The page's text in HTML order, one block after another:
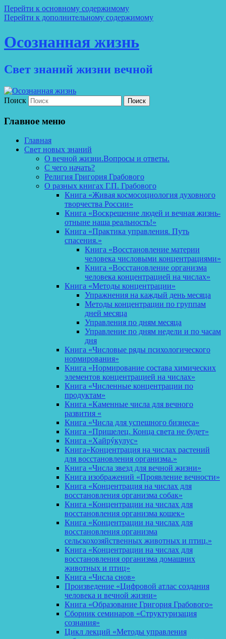
Перейти к основному содержимому
Перейти к дополнительному содержимому
Осознанная жизнь
Свет знаний жизни вечной
Поиск
Главное меню
Главная
Свет новых знаний
О вечной жизни.Вопросы и ответы.
С чего начать?
Религия Григория Грабового
О разных книгах Г.П. Грабового
Книга «Живая космосоциология духовного
творчества России»
Книга «Воскрешение людей и вечная жизнь-
отныне наша реальность!»
Книга «Практика управления. Путь
спасения.»
Книга «Восстановление материи
человека числовыми концентрациями»
Книга «Восстановление организма
человека концентрацией на числах»
Книга «Методы концентрации»
Упражнения на каждый день месяца
Методы концентрации по группам
дней месяца
Управления по дням месяца
Управление по дням недели и по часам
дня
Книга «Числовые ряды психологического
нормирования»
Книга «Нормирование состава химических
элементов концентрацией на числах»
Книга «Численные концентрации по
продуктам»
Книга «Каменные числа для вечного
развития «
Книга «Числа для успешного бизнеса»
Книга «Пришелец. Конца света не будет»
Книга «Хайрýкулус»
Книга»Концентрация на числах растений
для восстановления организма.»
Книга «Числа звезд для вечной жизни»
Книга изображений «Проявление вечности»
Книга «Концентрация на числах для
восстановления организма собак»
Книга «Концентрации на числах для
восстановления организма кошек»
Книга «Концентрации на числах для
восстановления организма
сельскохозяйственных животных и птиц.»
Книга «Концентрации на числах для
восстановления организма домашних
животных и птиц»
Книга «Числа снов»
Произведение «Цифровой атлас создания
человека и вечной жизни»
Книга «Образование Григория Грабового»
Сборник семинаров «Структуризация
сознания»
Цикл лекций «Методы управления